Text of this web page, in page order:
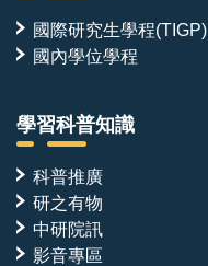
國際研究生學程(TIGP)
國內學位學程
學習科普知識
科普推廣
研之有物
中研院訊
影音專區